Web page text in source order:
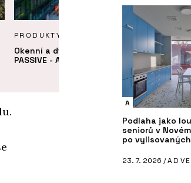
PRODUKTY
Okenní a dveřní systém MB-104
PASSIVE - Aluprof
V
A
Podlaha jako
seniorů v
po
23. 7. 2026 /